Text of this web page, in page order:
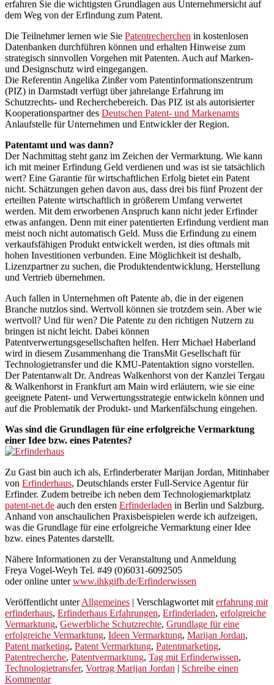
erfahren Sie die wichtigsten Grundlagen aus Unternehmersicht auf
dem Weg von der Erfindung zum Patent.
Die Teilnehmer lernen wie Sie Patentrecherchen in kostenlosen
Datenbanken durchführen können und erhalten Hinweise zum
strategisch sinnvollen Vorgehen mit Patenten. Auch auf Marken-
und Designschutz wird eingegangen.
Die Referentin Angelika Zinßer vom Patentinformationszentrum
(PIZ) in Darmstadt verfügt über jahrelange Erfahrung im
Schutzrechts- und Recherchebereich. Das PIZ ist als autorisierter
Kooperationspartner des Deutschen Patent- und Markenamts
Anlaufstelle für Unternehmen und Entwickler der Region.
Patentamt und was dann?
Der Nachmittag steht ganz im Zeichen der Vermarktung. Wie kann
ich mit meiner Erfindung Geld verdienen und was ist sie tatsächlich
wert? Eine Garantie für wirtschaftlichen Erfolg bietet ein Patent
nicht. Schätzungen gehen davon aus, dass drei bis fünf Prozent der
erteilten Patente wirtschaftlich in größerem Umfang verwertet
werden. Mit dem erworbenen Anspruch kann nicht jeder Erfinder
etwas anfangen. Denn mit einer patentierten Erfindung verdient man
meist noch nicht automatisch Geld. Muss die Erfindung zu einem
verkaufsfähigen Produkt entwickelt werden, ist dies oftmals mit
hohen Investitionen verbunden. Eine Möglichkeit ist deshalb,
Lizenzpartner zu suchen, die Produktendentwicklung, Herstellung
und Vertrieb übernehmen.
Auch fallen in Unternehmen oft Patente ab, die in der eigenen
Branche nutzlos sind. Wertvoll können sie trotzdem sein. Aber wie
wertvoll? Und für wen? Die Patente zu den richtigen Nutzern zu
bringen ist nicht leicht. Dabei können
Patentverwertungsgesellschaften helfen. Herr Michael Haberland
wird in diesem Zusammenhang die TransMit Gesellschaft für
Technologietransfer und die KMU-Patentaktion signo vorstellen.
Der Patentanwalt Dr. Andreas Walkenhorst von der Kanzlei Tergau
& Walkenhorst in Frankfurt am Main wird erläutern, wie sie eine
geeignete Patent- und Verwertungsstrategie entwickeln können und
auf die Problematik der Produkt- und Markenfälschung eingehen.
Was sind die Grundlagen für eine erfolgreiche Vermarktung
einer Idee bzw. eines Patentes?
Zu Gast bin auch ich als, Erfinderberater Marijan Jordan, Mitinhaber
von Erfinderhaus, Deutschlands erster Full-Service Agentur für
Erfinder. Zudem betreibe ich neben dem Technologiemarktplatz
patent-net.de auch den ersten Erfinderladen in Berlin und Salzburg.
Anhand von anschaulichen Praxisbeispielen werde ich aufzeigen,
was die Grundlage für eine erfolgreiche Vermarktung einer Idee
bzw. eines Patentes darstellt.
Nähere Informationen zu der Veranstaltung und Anmeldung
Freya Vogel-Weyh Tel. #49 (0)6031-6092505
oder online unterwww.ihkgifb.de/Erfinderwissen
Veröffentlicht unter Allgemeines | Verschlagwortet mit erfahrung mit
erfinderhaus, Erfinderhaus Erfahrungen, Erfinderladen, erfolgreiche
Vermarktung, Gewerbliche Schutzrechte, Grundlage für eine
erfolgreiche Vermarktung, Ideen Vermarktung, Marijan Jordan,
Patent marketing, Patent Vermarktung, Patentmarketing,
Patentrecherche, Patentvermarktung, Tag mit Erfinderwissen,
Technologietransfer, Vortrag Marijan Jordan | Schreibe einen
Kommentar